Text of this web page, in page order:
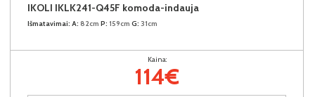
IKOLI IKLK241-Q45F komoda-indauja
Išmatavimai: A: 82cm P: 159cm G: 31cm
Kaina:
114€